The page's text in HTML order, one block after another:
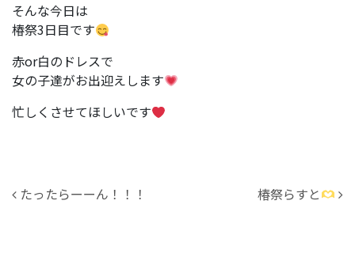
そんな今日は
椿祭3日目です
赤or白のドレスで
女の子達がお出迎えします
忙しくさせてほしいです
投稿ナビゲーション
たったらーーん！！！ 椿祭らすと